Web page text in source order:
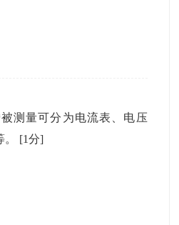
测量可分为电流表、电压
。 [1分]